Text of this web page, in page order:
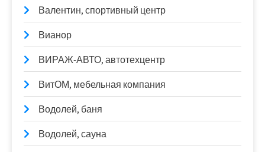
Валентин, спортивный центр
Вианор
ВИРАЖ-АВТО, автотехцентр
ВитОМ, мебельная компания
Водолей, баня
Водолей, сауна